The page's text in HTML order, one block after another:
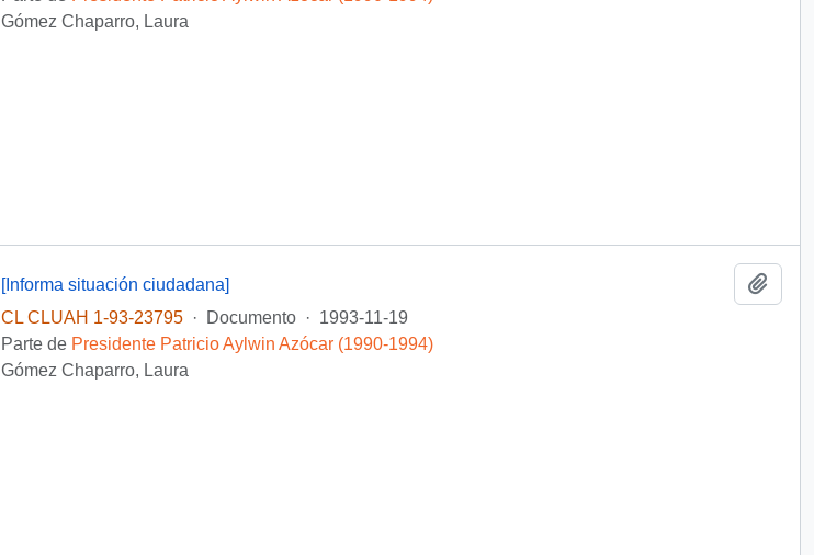
Gómez Chaparro, Laura
[Informa situación ciudadana]
CL CLUAH 1-93-23795
· Documento · 1993-11-19
Parte de Presidente Patricio Aylwin Azócar (1990-1994)
Gómez Chaparro, Laura